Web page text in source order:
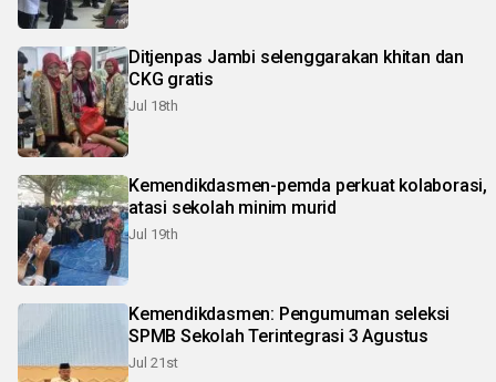
Ditjenpas Jambi selenggarakan khitan dan
CKG gratis
Jul 18th
Kemendikdasmen-pemda perkuat kolaborasi,
atasi sekolah minim murid
Jul 19th
Kemendikdasmen: Pengumuman seleksi
SPMB Sekolah Terintegrasi 3 Agustus
Jul 21st